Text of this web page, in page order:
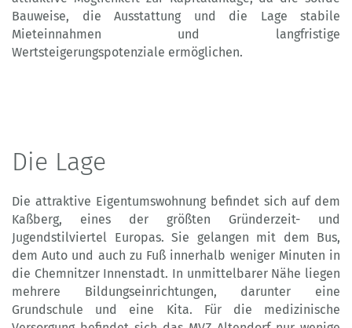
Bauweise, die Ausstattung und die Lage stabile
Mieteinnahmen und langfristige
Wertsteigerungspotenziale ermöglichen.
Die Lage
Die attraktive Eigentumswohnung befindet sich auf dem
Kaßberg, eines der größten Gründerzeit- und
Jugendstilviertel Europas. Sie gelangen mit dem Bus,
dem Auto und auch zu Fuß innerhalb weniger Minuten in
die Chemnitzer Innenstadt. In unmittelbarer Nähe liegen
mehrere Bildungseinrichtungen, darunter eine
Grundschule und eine Kita. Für die medizinische